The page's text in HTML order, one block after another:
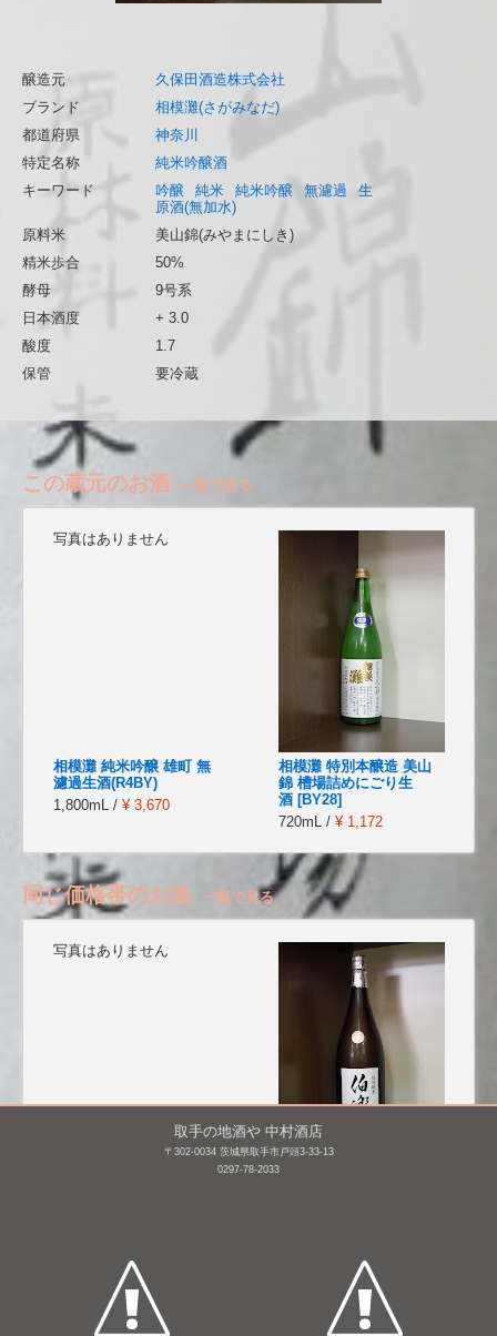
醸造元
久保田酒造株式会社
ブランド
相模灘(さがみなだ)
都道府県
神奈川
特定名称
純米吟醸酒
キーワード
吟醸 純米 純米吟醸 無濾過
生
原酒(無加水)
原料米
美山錦(みやまにしき)
精米歩合
50%
酵母
9号系
日本酒度
+ 3.0
酸度
1.7
保管
要冷蔵
この蔵元のお酒 一覧で見る
写真はありません
相模灘 純米吟醸 雄町 無
濾過生酒(R4BY)
1,800mL / ¥ 3,670
相模灘 特別本醸造 美山
錦 槽場詰めにごり生
酒 [BY28]
720mL / ¥ 1,172
同じ価格帯のお酒 一覧で見る
写真はありません
伯楽星 特別純米
取手の地酒や 中村酒店
〒302-0034 茨城県取手市戸頭3-33-13
0297-78-2033